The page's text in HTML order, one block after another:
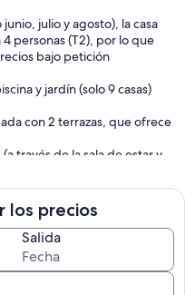
julio y agosto), la casa
personas (T2), por lo que
bajo petición
y jardín (solo 9 casas)
con 2 terrazas, que ofrece
través de la sala de estar y
salón y hamaca. Vista playa-
calefacción central.
los precios
Salida